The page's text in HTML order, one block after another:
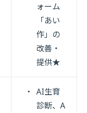
ォーム
「あい
作」の
改善・
提供★
AI生育
診断、A